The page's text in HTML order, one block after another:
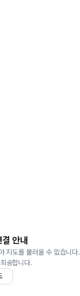
안내
지도를 불러올 수 없습니다.
송합니다.